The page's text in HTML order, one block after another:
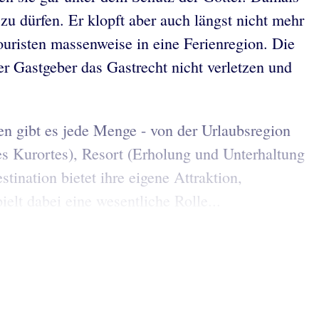
dürfen. Er klopft aber auch längst nicht mehr
massenweise in eine Ferienregion. Die
Gastgeber das Gastrecht nicht verletzen und
gibt es jede Menge - von der Urlaubsregion
Kurortes), Resort (Erholung und Unterhaltung
bietet ihre eigene Attraktion,
dabei eine wesentliche Rolle...